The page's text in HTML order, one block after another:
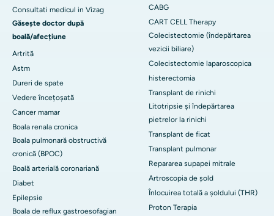
Consultati medicul in Vizag
Găsește doctor după
boală/afecțiune
Artrită
Astm
Dureri de spate
Vedere încețoșată
Cancer mamar
Boala renala cronica
Boala pulmonară obstructivă
cronică (BPOC)
Boală arterială coronariană
Diabet
Epilepsie
Boala de reflux gastroesofagian
CABG
CART CELL Therapy
Colecistectomie (îndepărtarea
vezicii biliare)
Colecistectomie laparoscopica
histerectomia
Transplant de rinichi
Litotripsie și îndepărtarea
pietrelor la rinichi
Transplant de ficat
Transplant pulmonar
Repararea supapei mitrale
Artroscopia de șold
Înlocuirea totală a șoldului (THR)
Proton Terapia